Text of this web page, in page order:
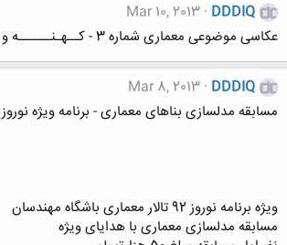
DDDIQ
Mar 10, 2013
عکاسی موضوعی معماری شماره 3 - کــهـنــــــه و نــــــــو
DDDIQ
Mar 8, 2013
مسابقه مدلسازی بناهای معماری - برنامه ویژه نوروز 92
ویژه برنامه نوروز 92 تالار معماری باشگاه مهندسان
مسابقه مدلسازی معماری با هدایای ویژه